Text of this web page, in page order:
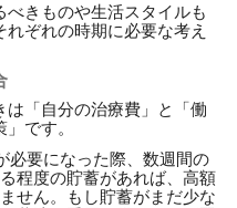
きものや生活スタイルも
ぞれの時期に必要な考え
「自分の治療費」と「働
です。
必要になった際、数週間の
程度の貯蓄があれば、高額
せん。もし貯蓄がまだ少な